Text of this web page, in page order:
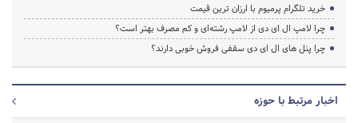
خرید تلگرام پرمیوم با ارزان ترین قیمت
چرا لامپ ال ای دی از لامپ رشته‌ای و کم مصرف بهتر است؟
چرا پنل های ال ای دی سقفی فروش خوبی دارند؟
اخبار مرتبط با حوزه